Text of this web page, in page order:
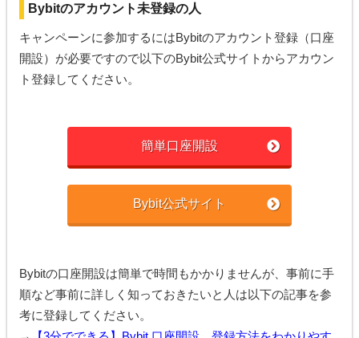
Bybitのアカウント未登録の人
キャンペーンに参加するにはBybitのアカウント登録（口座
開設）が必要ですので以下のBybit公式サイトからアカウン
ト登録してください。
簡単口座開設
Bybit公式サイト
Bybitの口座開設は簡単で時間もかかりませんが、事前に手
順など事前に詳しく知っておきたいと人は以下の記事を参
考に登録してください。